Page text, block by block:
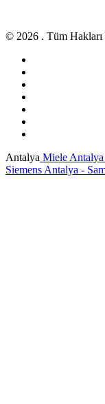
© 2026 . Tüm Hakları
Antalya Miele
Siemens Antalya -